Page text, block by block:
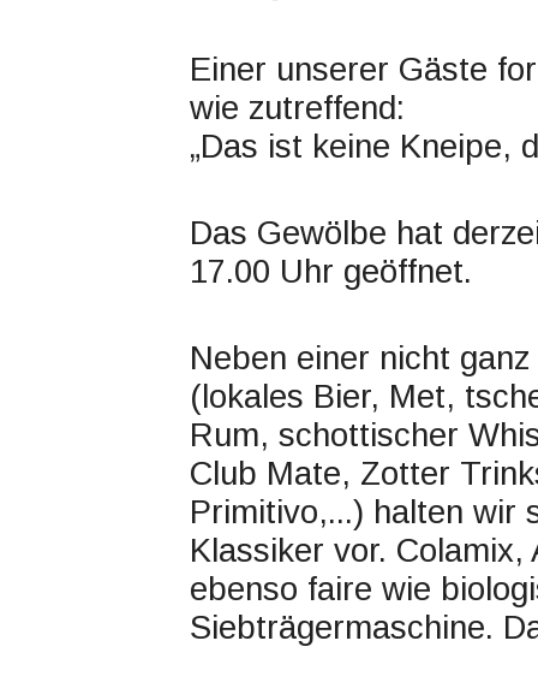
Einer unserer Gäste
wie zutreffend:
„Das ist keine Kneipe,
Das Gewölbe hat
17.00 Uhr geöffnet.
Neben einer nicht
(lokales Bier, Met,
Rum, schottischer
Club Mate, Zotter
Primitivo,...) halten wir
Klassiker vor.
ebenso faire wie
Siebträgermaschine.